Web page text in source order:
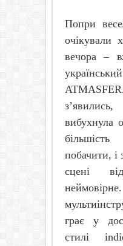
Попри
очікували
вечора –
вибухнула
побачити, і
сцені
грає у
стилі